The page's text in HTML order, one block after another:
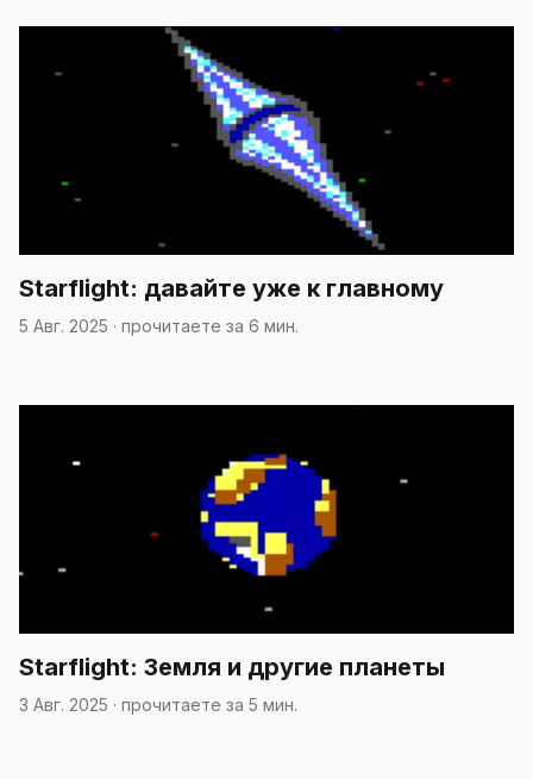
Starflight: давайте уже к главному
5 Авг. 2025 · прочитаете за 6 мин.
Starflight: Земля и другие планеты
3 Авг. 2025 · прочитаете за 5 мин.